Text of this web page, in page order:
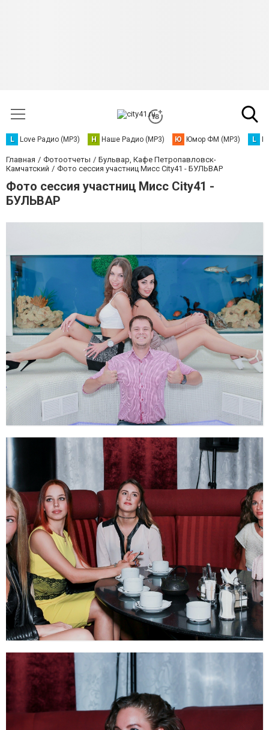
L Love Радио (MP3) Н Наше Радио (MP3) Ю Юмор ФМ (MP3) L
Главная Фотоотчеты
Бульвар, Кафе Петропавловск-
Камчатский
Фото сессия участниц Мисс City41 - БУЛЬВАР
Фото сессия участниц Мисс City41 -
БУЛЬВАР